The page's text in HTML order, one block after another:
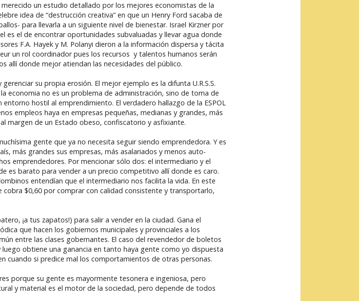
un estudio detallado por los mejores economistas de la
idea de “destrucción creativa” en que un Henry Ford sacaba de
para llevarla a un siguiente nivel de bienestar. Israel Kirzner por
es el de encontrar oportunidades subvaluadas y llevar agua donde
F.A. Hayek y M. Polanyi dieron a la información dispersa y tácita
un rol coordinador pues los recursos y talentos humanos serán
allí donde mejor atiendan las necesidades del público.
su propia erosión. El mejor ejemplo es la difunta U.R.S.S.
economia no es un problema de administración, sino de toma de
hostil al emprendimiento. El verdadero hallazgo de la ESPOL
empleos haya en empresas pequeñas, medianas y grandes, más
margen de un Estado obeso, confiscatorio y asfixiante.
gente que ya no necesita seguir siendo emprendedora. Y es
más grandes sus empresas, más asalariados y menos auto-
emprendedores. Por mencionar sólo dos: el intermediario y el
es barato para vender a un precio competitivo allí donde es caro.
entendían que el intermediario nos facilita la vida. En este
$0,60 por comprar con calidad consistente y transportarlo,
¡a tus zapatos!) para salir a vender en la ciudad. Gana el
que hacen los gobiernos municipales y provinciales a los
entre las clases gobernantes. El caso del revendedor de boletos
obtiene una ganancia en tanto haya gente como yo dispuesta
cuando si predice mal los comportamientos de otras personas.
porque su gente es mayormente tesonera e ingeniosa, pero
y material es el motor de la sociedad, pero depende de todos